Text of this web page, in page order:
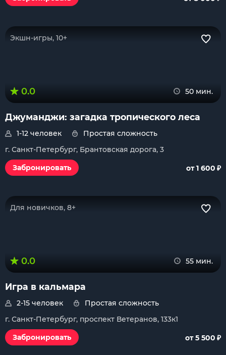
Экшн-игры, 10+
0.0 50 мин.
Джуманджи: загадка тропического леса
1-12 человек
Простая сложность
г. Санкт-Петербург, Брантовская дорога, 3
Забронировать
от 1 600 ₽
Для новичков, 8+
0.0 55 мин.
Игра в кальмара
2-15 человек
Простая сложность
г. Санкт-Петербург, проспект Ветеранов, 133к1
Забронировать
от 5 500 ₽